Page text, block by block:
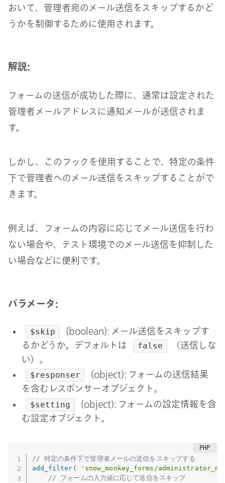
おいて、管理者宛のメール送信をスキップするかど
うかを制御するために使用されます。
解説:
フォームの送信が成功した際に、通常は設定された
管理者メールアドレスに通知メールが送信されま
す。
しかし、このフックを使用することで、特定の条件
下で管理者へのメール送信をスキップすることがで
きます。
例えば、フォームの内容に応じてメール送信を行わ
ない場合や、テスト環境でのメール送信を抑制した
い場合などに便利です。
パラメータ:
$skip
(boolean): メール送信をスキップす
るかどうか。デフォルトは
false
（送信しな
い）。
$responser
(object): フォームの送信結果
を含むレスポンサーオブジェクト。
$setting
(object): フォームの設定情報を含
む設定オブジェクト。
// 特定の条件下で管理者メールの送信をスキップする
add_filter (
'snow_monkey_forms/
// フォームの入力値に応じて送信をスキップ